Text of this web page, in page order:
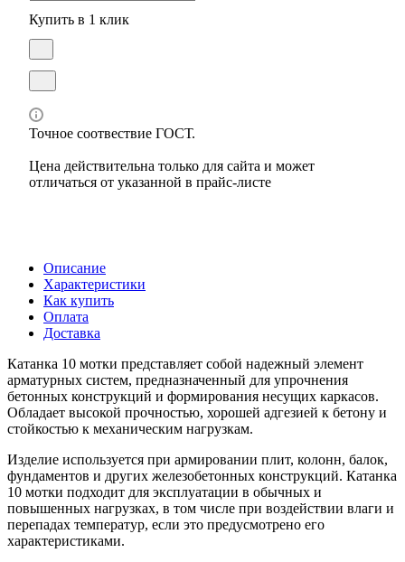
Купить в 1 клик
Точное соотвествие ГОСТ.
Цена действительна только для сайта и может
отличаться от указанной в прайс-листе
Описание
Характеристики
Как купить
Оплата
Доставка
Катанка 10 мотки представляет собой надежный элемент
арматурных систем, предназначенный для упрочнения
бетонных конструкций и формирования несущих каркасов.
Обладает высокой прочностью, хорошей адгезией к бетону и
стойкостью к механическим нагрузкам.
Изделие используется при армировании плит, колонн, балок,
фундаментов и других железобетонных конструкций. Катанка
10 мотки подходит для эксплуатации в обычных и
повышенных нагрузках, в том числе при воздействии влаги и
перепадах температур, если это предусмотрено его
характеристиками.